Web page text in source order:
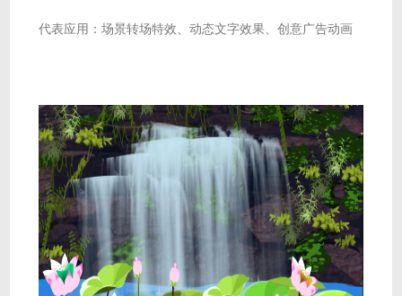
代表应用：场景转场特效、动态文字效果、创意广告动画